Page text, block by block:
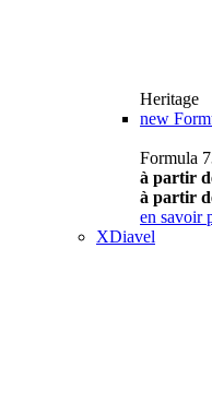
Heritage
new
Formula
à partir
à partir
en savoir
XDiavel